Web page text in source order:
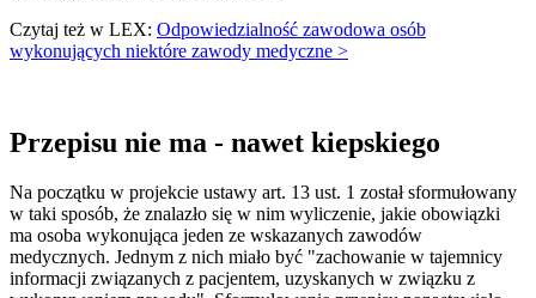
Czytaj też w LEX: Odpowiedzialność zawodowa osób
wykonujących niektóre zawody medyczne >
Przepisu nie ma - nawet kiepskiego
Na początku w projekcie ustawy art. 13 ust. 1 został sformułowany
w taki sposób, że znalazło się w nim wyliczenie, jakie obowiązki
ma osoba wykonująca jeden ze wskazanych zawodów
medycznych. Jednym z nich miało być "zachowanie w tajemnicy
informacji związanych z pacjentem, uzyskanych w związku z